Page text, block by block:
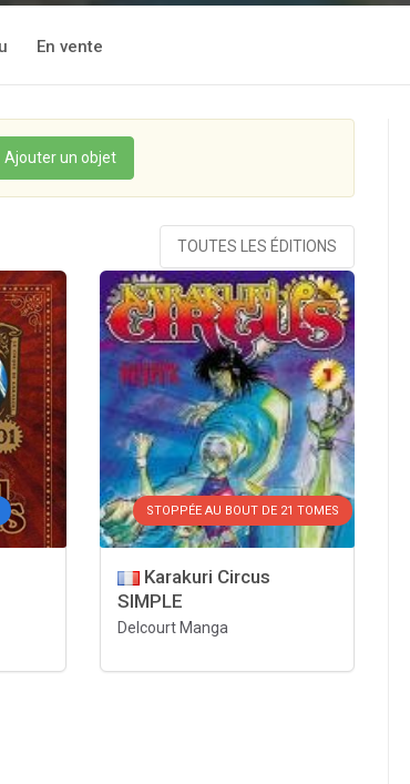
En vente
Ajouter un objet
TOUTES LES ÉDITIONS
STOPPÉE AU BOUT DE 21 TOMES
Karakuri Circus
SIMPLE
Delcourt Manga